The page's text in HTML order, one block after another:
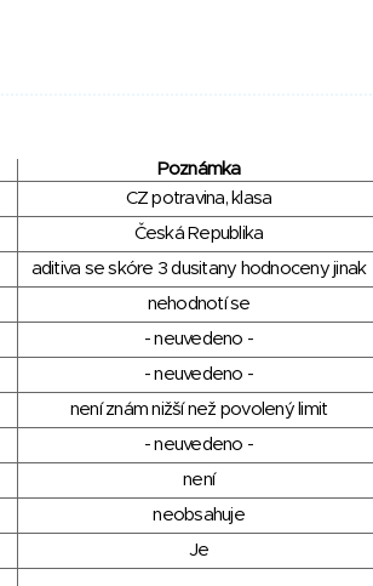
Poznámka
CZ potravina, klasa
Česká Republika
aditiva se skóre 3 dusitany hodnoceny jinak
nehodnotí se
- neuvedeno -
- neuvedeno -
není znám nižší než povolený limit
- neuvedeno -
není
neobsahuje
Je